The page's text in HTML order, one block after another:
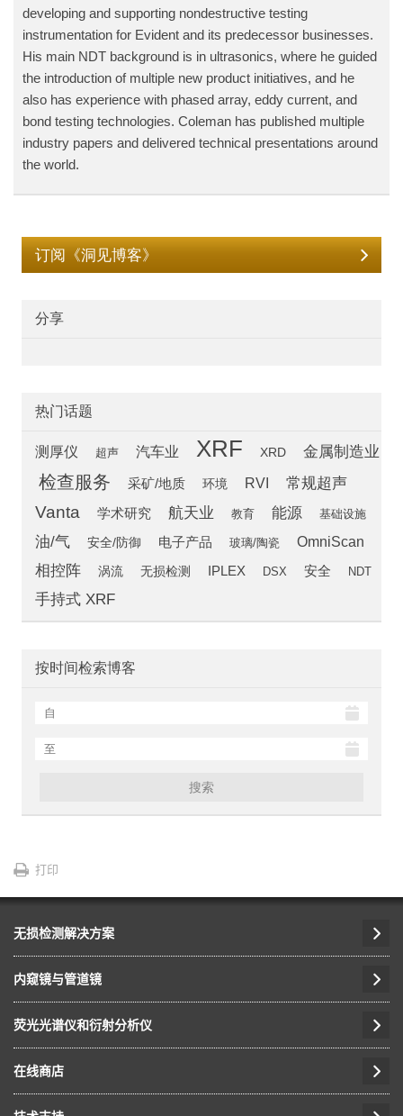
developing and supporting nondestructive testing
instrumentation for Evident and its predecessor businesses.
His main NDT background is in ultrasonics, where he guided
the introduction of multiple new product initiatives, and he
also has experience with phased array, eddy current, and
bond testing technologies. Coleman has published multiple
industry papers and delivered technical presentations around
the world.
订阅《洞见博客》
分享
热门话题
测厚仪 超声 汽车业 XRF XRD 金属制造业
检查服务 采矿/地质 环境 RVI 常规超声
Vanta 学术研究 航天业 教育 能源 基础设施
油/气 安全/防御 电子产品 玻璃/陶瓷 OmniScan
相控阵 涡流 无损检测 IPLEX DSX 安全 NDT
手持式 XRF
按时间检索博客
搜索
打印
无损检测解决方案
内窥镜与管道镜
荧光光谱仪和衍射分析仪
在线商店